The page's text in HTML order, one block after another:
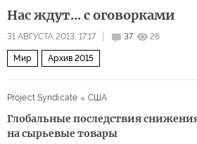
Нас ждут... с оговорками
31 АВГУСТА 2013, 17:17 37 26
Мир Архив 2015
Project Syndicate США
Глобальные последствия
на сырьевые товары